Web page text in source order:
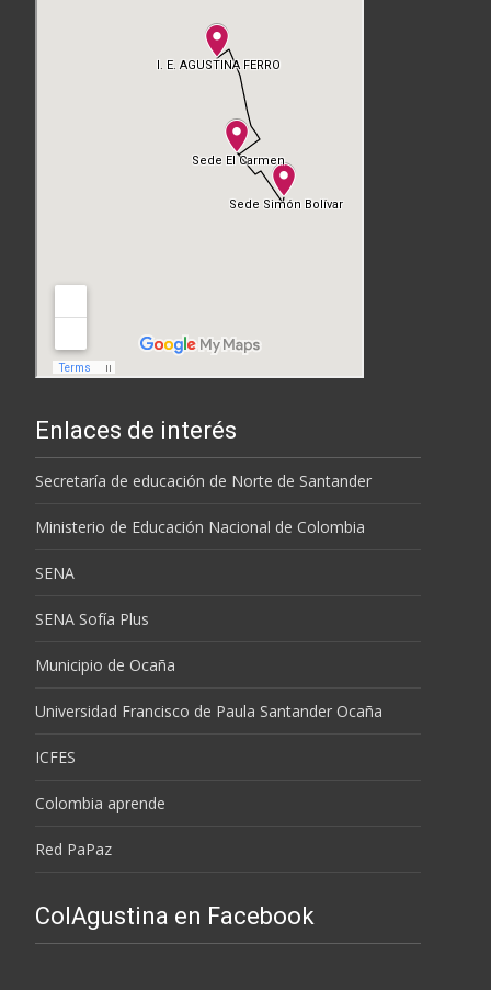
Enlaces de interés
Secretaría de educación de Norte de Santander
Ministerio de Educación Nacional de Colombia
SENA
SENA Sofía Plus
Municipio de Ocaña
Universidad Francisco de Paula Santander Ocaña
ICFES
Colombia aprende
Red PaPaz
ColAgustina en Facebook